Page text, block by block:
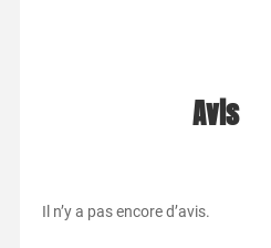
Avis
Il n’y a pas encore d’avis.